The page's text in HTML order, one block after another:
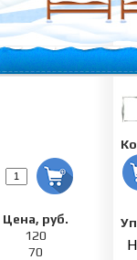
Цена, руб.
120
70